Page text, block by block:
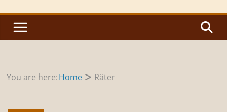
You are here:Home Räter